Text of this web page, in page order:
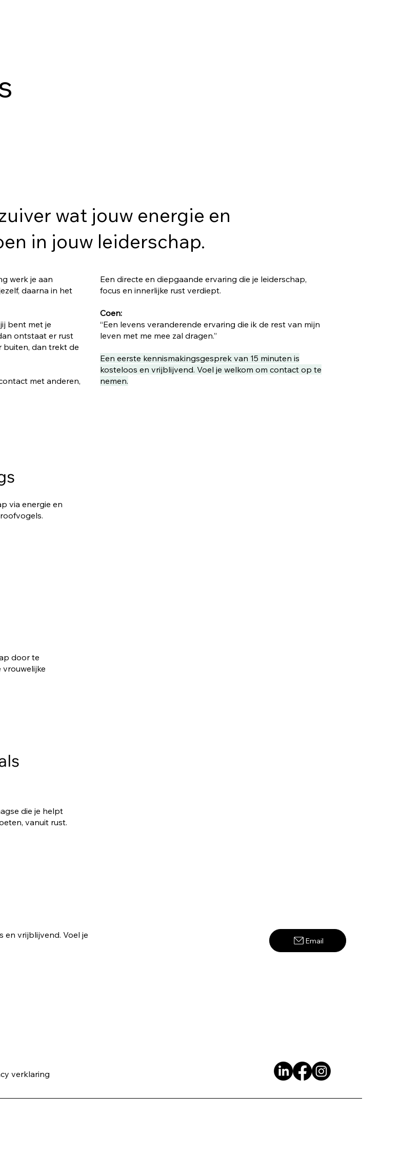
wat jouw energie en
in jouw leiderschap.
werk je aan
daarna in het
bent met je
ontstaat er rust
buiten, dan trekt de
met anderen,
Een directe en diepgaande ervaring die je leiderschap,
focus en innerlijke rust verdiept.
Coen:
“Een levens veranderende ervaring die ik de rest van mijn
leven met me mee zal dragen.”
Een eerste kennismakingsgesprek van 15 minuten is
kosteloos en vrijblijvend. Voel je welkom om contact op te
nemen.
via energie en
door te
die je helpt
vanuit rust.
en vrijblijvend. Voel je
Email
verklaring